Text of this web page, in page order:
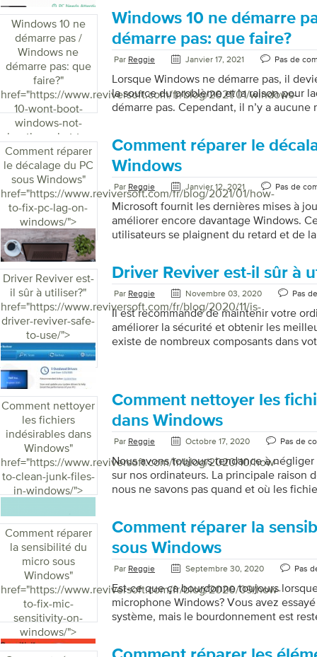
registre désorganisé et une
PC Reviver a été créé pour vous faciliter
n’avez plus jamais à vous soucier de
optimise et entretient votre PC. L’outil
de votre ordinateur. Avec l’aide de PC
remettre […]
Windows 10 ne
démarre pas /
Windows ne
démarre pas: que
faire?"
href="https://www.reviversoft.com/fr/blog/2021/01/windows-
10-wont-boot-
windows-not-
booting-what-to-
do/">
Windows 10 ne démarre
démarre pas: que faire?
Par Reggie Janvier 17, 2021 Pas de
Lorsque Windows ne démarre pas, il
la source du problème et la raison pour
démarre pas. Cependant, il n’y a aucune
essayer différents correctifs avant qu’il
Windows 10 propose différentes
utiliser pour résoudre le problème de
Il y a quelques techniques que vous
Comment réparer
le décalage du PC
sous Windows"
href="https://www.reviversoft.com/fr/blog/2021/01/how-
to-fix-pc-lag-on-
windows/">
Comment réparer le
Windows
Par Reggie Janvier 12, 2021 Pas de
Microsoft fournit les dernières mises à
améliorer encore davantage Windows.
utilisateurs se plaignent du retard et de
informatiques lents. Vous avez peut-
fonctionnait plus vite auparavant, mais
assez lent. Le décalage de l’ordinateur
problème majeur, mais l’utilisation d’un
est assez ennuyeuse et frustrante.
décalage ne sont pas toujours causés
Driver Reviver est-
il sûr à utiliser?"
href="https://www.reviversoft.com/fr/blog/2020/11/is-
driver-reviver-safe-
to-use/">
Driver Reviver est-il sûr à
Par Reggie Novembre 03, 2020 Pas
Il est recommandé de maintenir votre
améliorer la sécurité et obtenir les
existe de nombreux composants dans
les programmes antivirus et les
facile de tout garder à jour car les
continuent de publier les dernières
est long, déroutant et ennuyeux […]
Comment nettoyer
les fichiers
indésirables dans
Windows"
href="https://www.reviversoft.com/fr/blog/2020/10/how-
to-clean-junk-files-
in-windows/">
Comment nettoyer les
dans Windows
Par Reggie Octobre 17, 2020 Pas de
Nous avons toujours tendance à
sur nos ordinateurs. La principale raison
nous ne savons pas quand et où les
Mais il est très important de nettoyer les
Windows. Chaque fois que vous
exécutez un programme sur Internet, il
indésirables. Votre historique de
inutilisées, les cookies et les caches
catégorie. Ceux-ci consomment de
Comment réparer
la sensibilité du
micro sous
Windows"
href="https://www.reviversoft.com/fr/blog/2020/09/how-
to-fix-mic-
sensitivity-on-
windows/">
Comment réparer la
sous Windows
Par Reggie Septembre 30, 2020 Pas
Est-ce que ça bourdonne toujours
microphone Windows? Vous avez
système, mais le bourdonnement est